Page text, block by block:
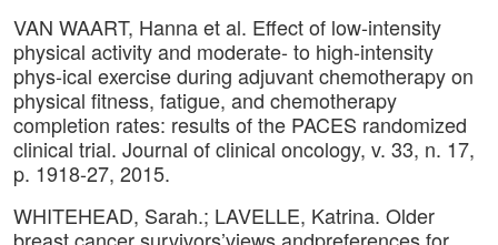
VAN WAART, Hanna et al. Effect of low-intensity
physical activity and moderate- to high-intensity
phys-ical exercise during adjuvant chemotherapy on
physical fitness, fatigue, and chemotherapy
completion rates: results of the PACES randomized
clinical trial. Journal of clinical oncology, v. 33, n. 17,
p. 1918-27, 2015.
WHITEHEAD, Sarah.; LAVELLE, Katrina. Older